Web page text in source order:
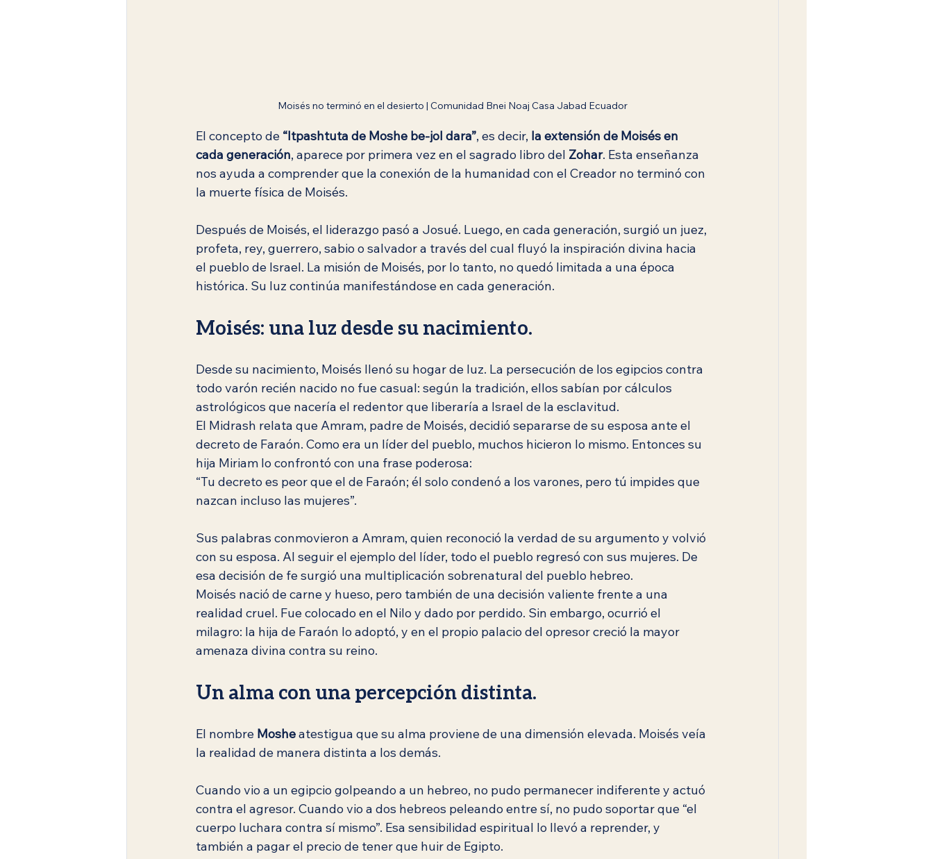
Moisés no terminó en el desierto | Comunidad Bnei Noaj Casa Jabad Ecuador
El concepto de “Itpashtuta de Moshe be-jol dara”, es decir, la extensión de Moisés en
cada generación, aparece por primera vez en el sagrado libro del Zohar. Esta enseñanza
nos ayuda a comprender que la conexión de la humanidad con el Creador no terminó con
la muerte física de Moisés.
Después de Moisés, el liderazgo pasó a Josué. Luego, en cada generación, surgió un juez,
profeta, rey, guerrero, sabio o salvador a través del cual fluyó la inspiración divina hacia
el pueblo de Israel. La misión de Moisés, por lo tanto, no quedó limitada a una época
histórica. Su luz continúa manifestándose en cada generación.
Moisés: una luz desde su nacimiento.
Desde su nacimiento, Moisés llenó su hogar de luz. La persecución de los egipcios contra
todo varón recién nacido no fue casual: según la tradición, ellos sabían por cálculos
astrológicos que nacería el redentor que liberaría a Israel de la esclavitud.
El Midrash relata que Amram, padre de Moisés, decidió separarse de su esposa ante el
decreto de Faraón. Como era un líder del pueblo, muchos hicieron lo mismo. Entonces su
hija Miriam lo confrontó con una frase poderosa:
“Tu decreto es peor que el de Faraón; él solo condenó a los varones, pero tú impides que
nazcan incluso las mujeres”.
Sus palabras conmovieron a Amram, quien reconoció la verdad de su argumento y volvió
con su esposa. Al seguir el ejemplo del líder, todo el pueblo regresó con sus mujeres. De
esa decisión de fe surgió una multiplicación sobrenatural del pueblo hebreo.
Moisés nació de carne y hueso, pero también de una decisión valiente frente a una
realidad cruel. Fue colocado en el Nilo y dado por perdido. Sin embargo, ocurrió el
milagro: la hija de Faraón lo adoptó, y en el propio palacio del opresor creció la mayor
amenaza divina contra su reino.
Un alma con una percepción distinta.
El nombre Moshe atestigua que su alma proviene de una dimensión elevada. Moisés veía
la realidad de manera distinta a los demás.
Cuando vio a un egipcio golpeando a un hebreo, no pudo permanecer indiferente y actuó
contra el agresor. Cuando vio a dos hebreos peleando entre sí, no pudo soportar que “el
cuerpo luchara contra sí mismo”. Esa sensibilidad espiritual lo llevó a reprender, y
también a pagar el precio de tener que huir de Egipto.